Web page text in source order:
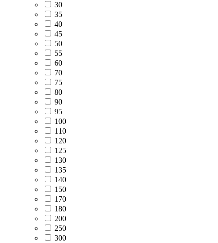
30
35
40
45
50
55
60
70
75
80
90
95
100
110
120
125
130
135
140
150
170
180
200
250
300